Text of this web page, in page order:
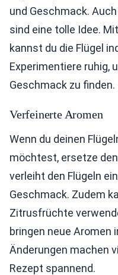
und Geschmack.
sind eine tolle Idee.
kannst du die Flügel
Experimentiere ruhig,
Geschmack zu finden.
Verfeinerte Aromen
Wenn du deinen
möchtest, ersetze
verleiht den Flügeln
Geschmack. Zudem
Zitrusfrüchte
bringen neue Aromen
Änderungen machen
Rezept spannend.